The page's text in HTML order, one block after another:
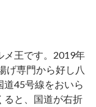
メ王です。2019年
げ専門から好し八
道45号線をおいら
ると、国道が右折